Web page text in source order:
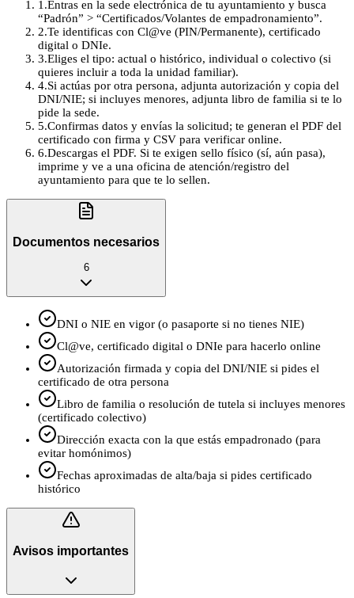
1 .Entras en la sede electrónica de tu ayuntamiento y busca
“Padrón” > “Certificados/Volantes de empadronamiento”.
2.Te identificas con Cl@ve (PIN/Permanente), certificado
digital o DNIe.
3.Eliges el tipo: actual o histórico, individual o colectivo (si
quieres incluir a toda la unidad familiar).
4.Si actúas por otra persona, adjunta autorización y copia del
DNI/NIE; si incluyes menores, adjunta libro de familia si te lo
pide la sede.
5.Confirmas datos y envías la solicitud; te generan el PDF del
certificado con firma y CSV para verificar online.
6.Descargas el PDF. Si te exigen sello físico (sí, aún pasa),
imprime y ve a una oficina de atención/registro del
ayuntamiento para que te lo sellen.
Documentos necesarios
6
DNI o NIE en vigor (o pasaporte si no tienes NIE)
Cl@ve, certificado digital o DNIe para hacerlo online
Autorización firmada y copia del DNI/NIE si pides el
certificado de otra persona
Libro de familia o resolución de tutela si incluyes menores
(certificado colectivo)
Dirección exacta con la que estás empadronado (para
evitar homónimos)
Fechas aproximadas de alta/baja si pides certificado
histórico
Avisos importantes